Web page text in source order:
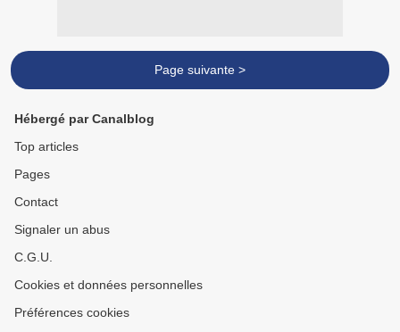
Page suivante >
Hébergé par Canalblog
Top articles
Pages
Contact
Signaler un abus
C.G.U.
Cookies et données personnelles
Préférences cookies